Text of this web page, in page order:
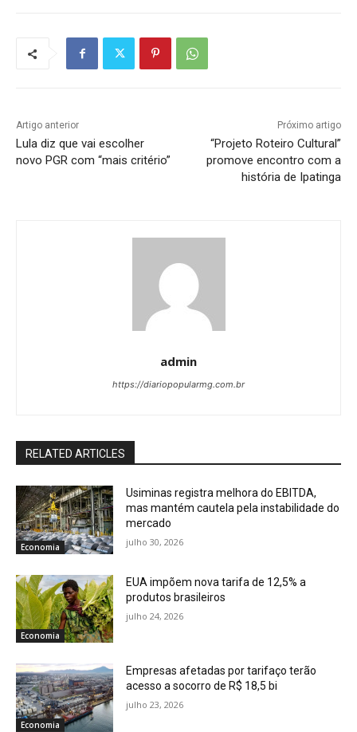
Artigo anterior
Lula diz que vai escolher
novo PGR com “mais critério”
Próximo artigo
“Projeto Roteiro Cultural”
promove encontro com a
história de Ipatinga
admin
https://diariopopularmg.com.br
RELATED ARTICLES
Economia
Usiminas registra melhora do EBITDA,
mas mantém cautela pela instabilidade do
mercado
julho 30, 2026
Economia
EUA impõem nova tarifa de 12,5% a
produtos brasileiros
julho 24, 2026
Economia
Empresas afetadas por tarifaço terão
acesso a socorro de R$ 18,5 bi
julho 23, 2026